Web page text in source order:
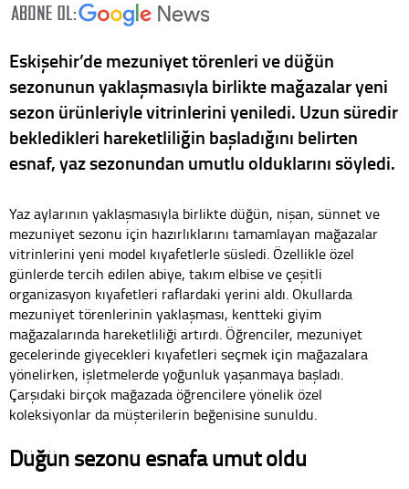
Eskişehir’de mezuniyet törenleri ve düğün
sezonunun yaklaşmasıyla birlikte mağazalar yeni
sezon ürünleriyle vitrinlerini yeniledi. Uzun süredir
bekledikleri hareketliliğin başladığını belirten
esnaf, yaz sezonundan umutlu olduklarını söyledi.
Yaz aylarının yaklaşmasıyla birlikte düğün, nişan, sünnet ve
mezuniyet sezonu için hazırlıklarını tamamlayan mağazalar
vitrinlerini yeni model kıyafetlerle süsledi. Özellikle özel
günlerde tercih edilen abiye, takım elbise ve çeşitli
organizasyon kıyafetleri raflardaki yerini aldı. Okullarda
mezuniyet törenlerinin yaklaşması, kentteki giyim
mağazalarında hareketliliği artırdı. Öğrenciler, mezuniyet
gecelerinde giyecekleri kıyafetleri seçmek için mağazalara
yönelirken, işletmelerde yoğunluk yaşanmaya başladı.
Çarşıdaki birçok mağazada öğrencilere yönelik özel
koleksiyonlar da müşterilerin beğenisine sunuldu.
Düğün sezonu esnafa umut oldu